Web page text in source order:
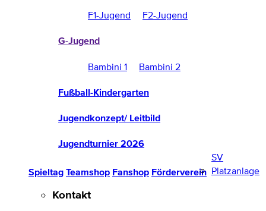
F1-Jugend F2-Jugend
G-Jugend
Bambini 1 Bambini 2
Fußball-Kindergarten
Jugendkonzept/ Leitbild
Jugendturnier 2026
Spieltag Teamshop Fanshop Förderverein
SV
Platzanlage
Kontakt